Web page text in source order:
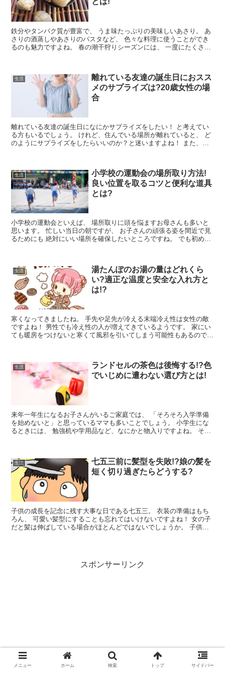
鉄分やタンパク質が豊富で、 うま味たっぷりの美味しいあさり。 あ
さりの酒蒸しやあさりのパスタなど、 色々な料理に使うことができ
るのも魅力ですよね。 春の潮干狩りシーズンには、 一度にたくさん
生活
離れている友達の誕生日におスス
メのサプライズは?20歳女性の場
合
離れている友達の誕生日になにかサプライズをしたい！ と考えてい
る方もいるでしょう。 けれど、住んでいる場所が離れていると、 ど
のようにサプライズをしたらいいのか？と迷いますよね！ また、年
生活
小学校の運動会の場所取り方法!
良い位置を取るコツと便利な道具
とは?
小学校の運動会といえば、 場所取りに頭を悩ますお母さんも多いと
思います。 忙しい当日の朝ですが、 お子さんの頑張る姿を間近で見
るためにも 絶対にいい場所を確保したいところですね。 でも初めて
生活
湯たんぽのお湯の量はどれくら
い?適正な温度と安全な入れ方と
は!?
寒くなってきましたね。 手先や足先が冷える末端冷え性は女性の敵
ですよね！ 男性でも冷え性の人が増えてきているようです。 家にい
ても暖房をつけないと寒くて風邪を引いてしまう可能性もあるので、
生活
ランドセルの茶色は後悔する!?色
でいじめに遭わない選び方とは!
来年一年生になるお子さんがいるご家庭では、 「そろそろ入学準備
を始めないと」と思っているママも多いことでしょう。 小学生にな
るときには、 勉強机や学用品など、なにかと物入りですよね。 その
生活
七五三前に髪型を失敗!?娘の髪を
短く切り過ぎたらどうする?
子供の成長を記念に残す大事な日である七五三。 衣装の準備はもち
ろん、 可愛い髪型にすることも忘れてはいけないですよね！ 女の子
だと髪は伸ばしている場合がほとんどではないでしょうか。 子供の
スポンサーリンク
メニュー ホーム 検索 トップ サイドバー